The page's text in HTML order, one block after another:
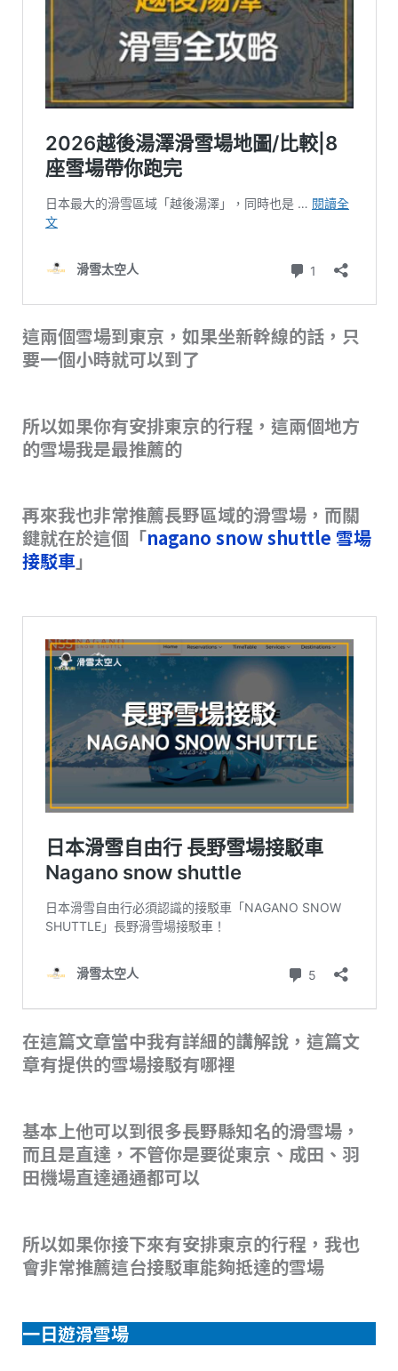
這兩個雪場到東京，如果坐新幹線的話，只
要一個小時就可以到了
所以如果你有安排東京的行程，這兩個地方
的雪場我是最推薦的
再來我也非常推薦長野區域的滑雪場，而關
鍵就在於這個「nagano snow shuttle 雪場
接駁車」
在這篇文章當中我有詳細的講解說，這篇文
章有提供的雪場接駁有哪裡
基本上他可以到很多長野縣知名的滑雪場，
而且是直達，不管你是要從東京、成田、羽
田機場直達通通都可以
所以如果你接下來有安排東京的行程，我也
會非常推薦這台接駁車能夠抵達的雪場
一日遊滑雪場